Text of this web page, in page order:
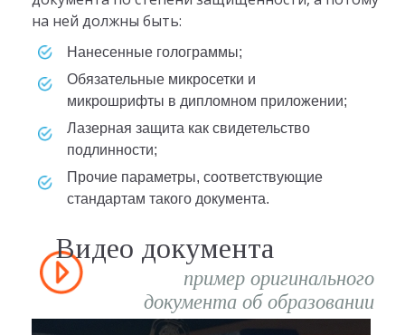
на ней должны быть:
нанесенные голограммы;
обязательные микросетки и
микрошрифты в дипломном приложении;
лазерная защита как свидетельство
подлинности;
прочие параметры, соответствующие
стандартам такого документа.
Видео документа
пример оригинального
документа об образовании